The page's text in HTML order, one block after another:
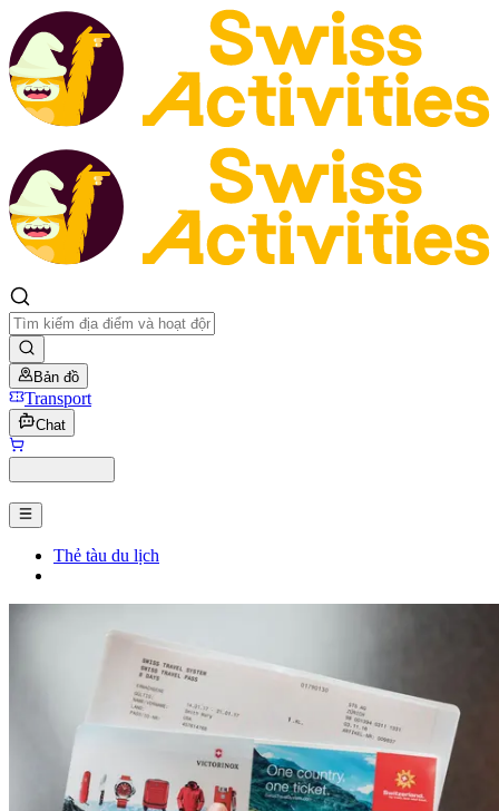
Bản đồ
Transport
Chat
Thẻ tàu du lịch